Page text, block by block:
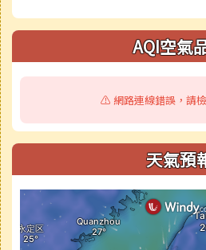
AQI空氣
⚠️ 網路連線錯誤，請
天氣預